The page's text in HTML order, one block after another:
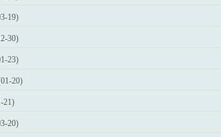
19)
30)
23)
20)
21)
20)